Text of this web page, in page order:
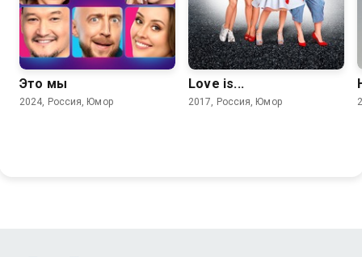
Это мы
2024, Россия, Юмор
4.4
Love is...
2017, Россия, Юмор